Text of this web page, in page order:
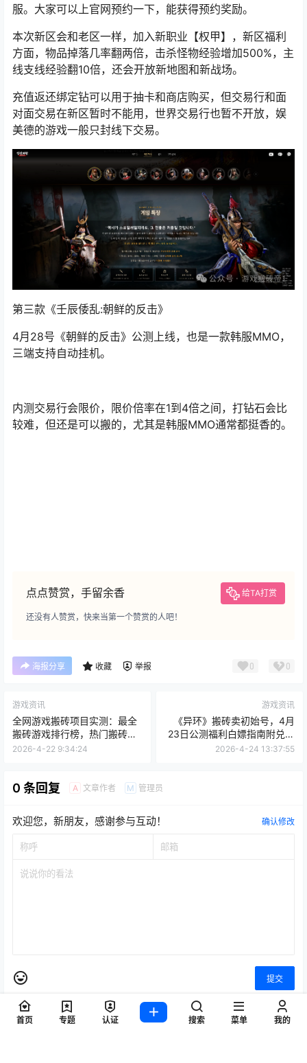
服。大家可以上官网预约一下，能获得预约奖励。
本次新区会和老区一样，加入新职业【权甲】，新区福利
方面，物品掉落几率翻两倍，击杀怪物经验增加500%，主
线支线经验翻10倍，还会开放新地图和新战场。
充值返还绑定钻可以用于抽卡和商店购买，但交易行和面
对面交易在新区暂时不能用，世界交易行也暂不开放， 娱
美德的游戏一般只封线下交易。
第三款《壬辰倭乱:朝鲜的反击》
4月28号《朝鲜的反击》 公测上线，也是一款韩服MMO，
三端支持自动挂机。
内测交易行会限价， 限价倍率在1到4倍之间，打钻石会比
较难，但还是可以搬的，尤其是韩服MMO通常都挺香的。
点点赞赏，手留余香 给TA打赏
还没有人赞赏，快来当第一个赞赏的人吧！
海报分享 收藏 举报 0 0
游戏资讯
全网游戏搬砖项目实测：最全
搬砖游戏排行榜，热门搬砖游
戏推荐
2026-4-22 9:34:24
游戏资讯
《异环》搬砖卖初始号，4月
23日公测福利白嫖指南附兑换
码！
2026-4-24 13:37:55
0 条回复 A 文章作者 M 管理员
欢迎您，新朋友，感谢参与互动！ 确认修改
提交
暂无讨论，说说你的看法吧
首页 专题 认证 搜索 菜单 我的